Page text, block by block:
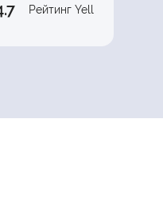
Рейтинг Yell